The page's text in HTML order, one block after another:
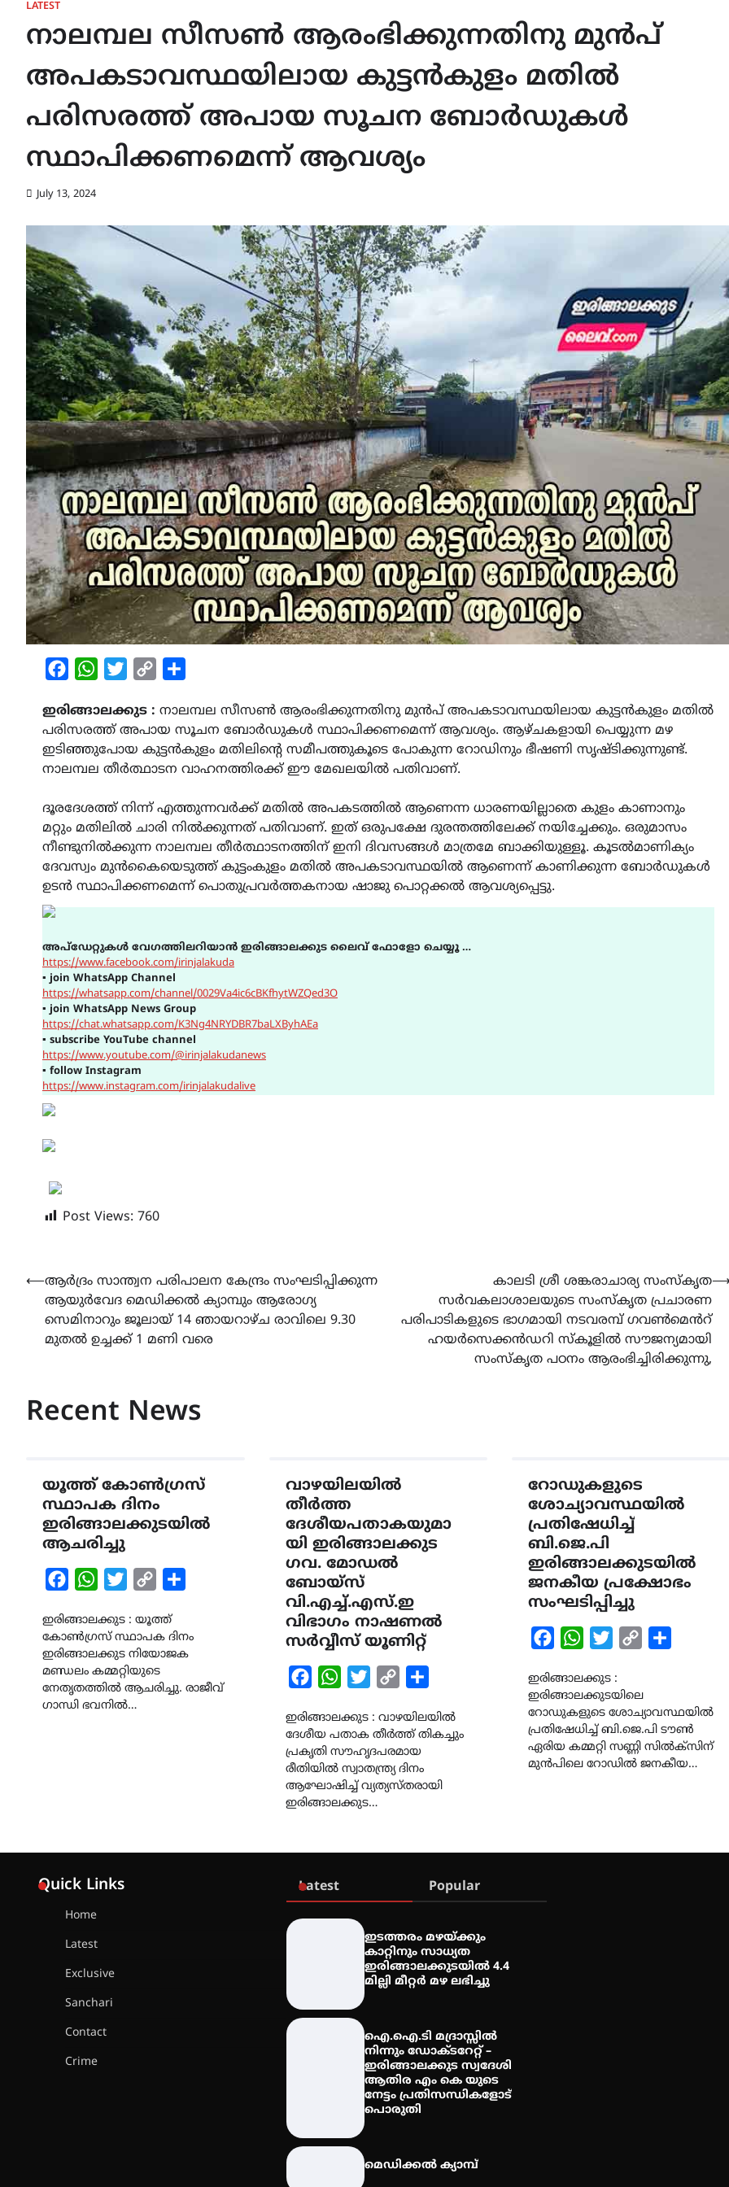
LATEST
നാലമ്പല സീസൺ ആരംഭിക്കുന്നതിനു മുൻപ്
അപകടാവസ്ഥയിലായ കുട്ടൻകുളം മതിൽ
പരിസരത്ത് അപായ സൂചന ബോർഡുകൾ
സ്ഥാപിക്കണമെന്ന് ആവശ്യം
July 13, 2024
FacebookWhatsAppTwitterCopy
ഇരിങ്ങാലക്കുട : നാലമ്പല സീസൺ ആരംഭിക്കുന്നതിനു മുൻപ് അപകടാവസ്ഥയിലായ കുട്ടൻകുളം മതിൽ
പരിസരത്ത് അപായ സൂചന ബോർഡുകൾ സ്ഥാപിക്കണമെന്ന് ആവശ്യം. ആഴ്ചകളായി പെയ്യുന്ന മഴ
ഇടിഞ്ഞുപോയ കുട്ടൻകുളം മതിലിന്റെ സമീപത്തുകൂടെ പോകുന്ന റോഡിനും ഭീഷണി സൃഷ്ടിക്കുന്നുണ്ട്.
നാലമ്പല തീർത്ഥാടന വാഹനത്തിരക്ക് ഈ മേഖലയിൽ പതിവാണ്.
ദൂരദേശത്ത് നിന്ന് എത്തുന്നവർക്ക് മതിൽ അപകടത്തിൽ ആണെന്ന ധാരണയില്ലാതെ കുളം കാണാനും
മറ്റും മതിലിൽ ചാരി നിൽക്കുന്നത് പതിവാണ്. ഇത് ഒരുപക്ഷേ ദുരന്തത്തിലേക്ക് നയിച്ചേക്കും. ഒരുമാസം
നീണ്ടുനിൽക്കുന്ന നാലമ്പല തീർത്ഥാടനത്തിന് ഇനി ദിവസങ്ങൾ മാത്രമേ ബാക്കിയുള്ളൂ. കൂടൽമാണിക്യം
ദേവസ്വം മുൻകൈയെടുത്ത് കുട്ടംകുളം മതിൽ അപകടാവസ്ഥയിൽ ആണെന്ന് കാണിക്കുന്ന ബോർഡുകൾ
ഉടൻ സ്ഥാപിക്കണമെന്ന് പൊതുപ്രവർത്തകനായ ഷാജു പൊറ്റക്കൽ ആവശ്യപ്പെട്ടു.
അപ്ഡേറ്റുകൾ വേഗത്തിലറിയാൻ ഇരിങ്ങാലക്കുട ലൈവ് ഫോളോ ചെയ്യൂ …
https://www.facebook.com/irinjalakuda
▪ join WhatsApp Channel
https://whatsapp.com/channel/0029Va4ic6cBKfhytWZQed3O
▪ join WhatsApp News Group
https://chat.whatsapp.com/K3Ng4NRYDBR7baLXByhAEa
▪ subscribe YouTube channel
https://www.youtube.com/@irinjalakudanews
▪ follow Instagram
https://www.instagram.com/irinjalakudalive
Post Views: 760
Post
navigation
⟵ആർദ്രം സാന്ത്വന പരിപാലന കേന്ദ്രം സംഘടിപ്പിക്കുന്ന
ആയുർവേദ മെഡിക്കൽ ക്യാമ്പും ആരോഗ്യ
സെമിനാറും ജൂലായ് 14 ഞായറാഴ്‌ച രാവിലെ 9.30
മുതൽ ഉച്ചക്ക് 1 മണി വരെ
കാലടി ശ്രീ ശങ്കരാചാര്യ സംസ്കൃത
സർവകലാശാലയുടെ സംസ്കൃത പ്രചാരണ
പരിപാടികളുടെ ഭാഗമായി നടവരമ്പ് ഗവൺമെൻറ്
ഹയർസെക്കൻഡറി സ്കൂളിൽ സൗജന്യമായി
സംസ്കൃത പഠനം ആരംഭിച്ചിരിക്കുന്നു,
Recent News
യൂത്ത് കോൺഗ്രസ്
സ്ഥാപക ദിനം
ഇരിങ്ങാലക്കുടയിൽ
ആചരിച്ചു
FacebookWhatsAppTwitterCopy
ഇരിങ്ങാലക്കുട : യൂത്ത്
കോൺഗ്രസ് സ്ഥാപക ദിനം
ഇരിങ്ങാലക്കുട നിയോജക
മണ്ഡലം കമ്മറ്റിയുടെ
നേതൃതത്തിൽ ആചരിച്ചു. രാജീവ്
ഗാന്ധി ഭവനിൽ…
വാഴയിലയിൽ
തീർത്ത
ദേശീയപതാകയുമാ
യി ഇരിങ്ങാലക്കുട
ഗവ. മോഡൽ
ബോയ്സ്
വി.എച്ച്.എസ്.ഇ
വിഭാഗം നാഷണൽ
സർവ്വീസ് യൂണിറ്റ്
FacebookWhatsAppTwitterCopy
ഇരിങ്ങാലക്കുട : വാഴയിലയിൽ
ദേശീയ പതാക തീർത്ത് തികച്ചും
പ്രകൃതി സൗഹൃദപരമായ
രീതിയിൽ സ്വാതന്ത്ര്യ ദിനം
ആഘോഷിച്ച് വ്യത്യസ്തരായി
ഇരിങ്ങാലക്കുട…
റോഡുകളുടെ
ശോച്യാവസ്ഥയിൽ
പ്രതിഷേധിച്ച്
ബി.ജെ.പി
ഇരിങ്ങാലക്കുടയിൽ
ജനകീയ പ്രക്ഷോഭം
സംഘടിപ്പിച്ചു
FacebookWhatsAppTwitterCopy
ഇരിങ്ങാലക്കുട :
ഇരിങ്ങാലക്കുടയിലെ
റോഡുകളുടെ ശോച്യാവസ്ഥയിൽ
പ്രതിഷേധിച്ച് ബി.ജെ.പി ടൗൺ
ഏരിയ കമ്മറ്റി സണ്ണി സിൽക്സിന്
മുൻപിലെ റോഡിൽ ജനകീയ…
Quick Links
Home
Latest
Exclusive
Sanchari
Contact
Crime
Latest Popular
ഇടത്തരം മഴയ്ക്കും
കാറ്റിനും സാധ്യത
ഇരിങ്ങാലക്കുടയിൽ 4.4
മില്ലി മീറ്റർ മഴ ലഭിച്ചു
ഐ.ഐ.ടി മദ്രാസ്സിൽ
നിന്നും ഡോക്ടറേറ്റ് –
ഇരിങ്ങാലക്കുട സ്വദേശി
ആതിര എം കെ യുടെ
നേട്ടം പ്രതിസന്ധികളോട്
പൊരുതി
മെഡിക്കൽ ക്യാമ്പ്